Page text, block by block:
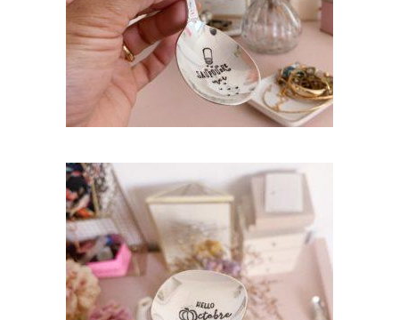
AJOUTER AU PANIER
CUILLÈRE À DESSERT GRAVÉE VINTAGE :
HELLO OCTOBRE
35,00